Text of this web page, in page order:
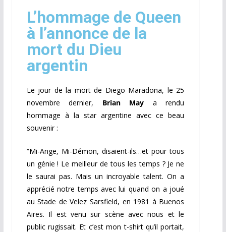
L’hommage de Queen
à l’annonce de la
mort du Dieu
argentin
Le jour de la mort de Diego Maradona, le 25
novembre dernier, Brian May a rendu
hommage à la star argentine avec ce beau
souvenir :
“Mi-Ange, Mi-Démon, disaient-ils…et pour tous
un génie ! Le meilleur de tous les temps ? Je ne
le saurai pas. Mais un incroyable talent. On a
apprécié notre temps avec lui quand on a joué
au Stade de Velez Sarsfield, en 1981 à Buenos
Aires. Il est venu sur scène avec nous et le
public rugissait. Et c’est mon t-shirt qu’il portait,